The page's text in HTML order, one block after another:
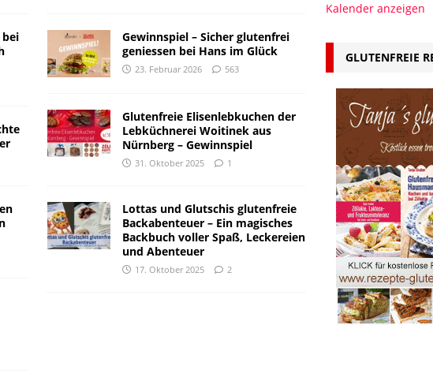
Gewinnspiel – Sicher glutenfrei
geniessen bei Hans im Glück
23. Februar 2026 563
Glutenfreie Elisenlebkuchen der
Lebküchnerei Woitinek aus
Nürnberg – Gewinnspiel
31. Oktober 2025 1
Lottas und Glutschis glutenfreie
Backabenteuer – Ein magisches
Backbuch voller Spaß, Leckereien
und Abenteuer
17. Oktober 2025 2
Kalender anzeigen
GLUTENFREIE